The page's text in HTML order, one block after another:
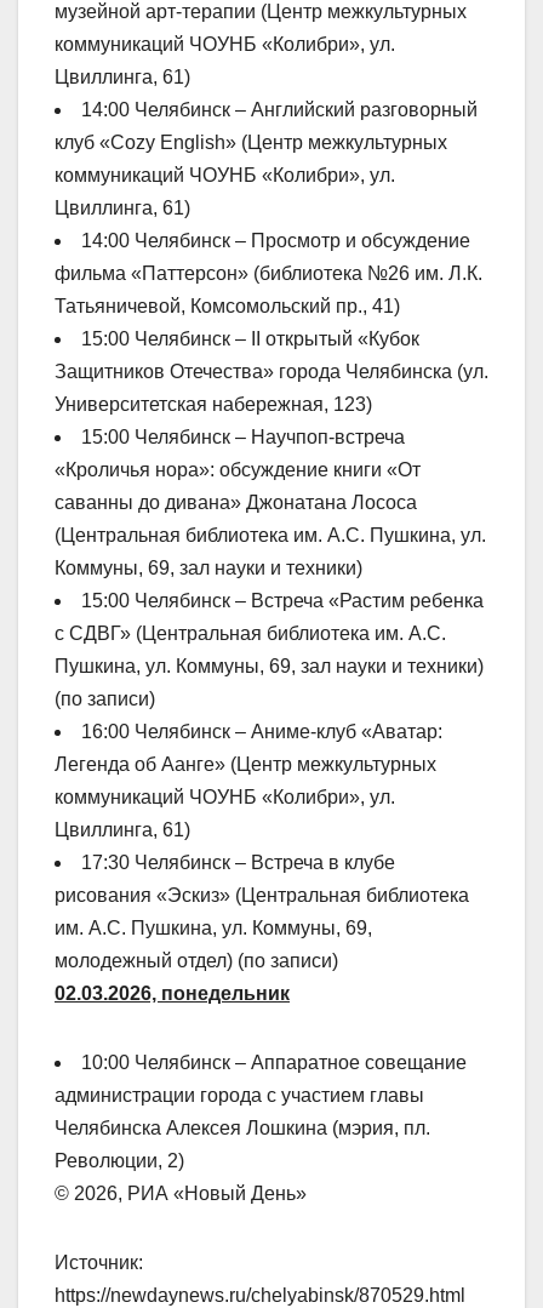
музейной арт-терапии (Центр межкультурных
коммуникаций ЧОУНБ «Колибри», ул.
Цвиллинга, 61)
14:00 Челябинск – Английский разговорный
клуб «Cozy English» (Центр межкультурных
коммуникаций ЧОУНБ «Колибри», ул.
Цвиллинга, 61)
14:00 Челябинск – Просмотр и обсуждение
фильма «Паттерсон» (библиотека №26 им. Л.К.
Татьяничевой, Комсомольский пр., 41)
15:00 Челябинск – II открытый «Кубок
Защитников Отечества» города Челябинска (ул.
Университетская набережная, 123)
15:00 Челябинск – Научпоп-встреча
«Кроличья нора»: обсуждение книги «От
саванны до дивана» Джонатана Лососа
(Центральная библиотека им. А.С. Пушкина, ул.
Коммуны, 69, зал науки и техники)
15:00 Челябинск – Встреча «Растим ребенка
с СДВГ» (Центральная библиотека им. А.С.
Пушкина, ул. Коммуны, 69, зал науки и техники)
(по записи)
16:00 Челябинск – Аниме-клуб «Аватар:
Легенда об Аанге» (Центр межкультурных
коммуникаций ЧОУНБ «Колибри», ул.
Цвиллинга, 61)
17:30 Челябинск – Встреча в клубе
рисования «Эскиз» (Центральная библиотека
им. А.С. Пушкина, ул. Коммуны, 69,
молодежный отдел) (по записи)
02.03.2026, понедельник
10:00 Челябинск – Аппаратное совещание
администрации города с участием главы
Челябинска Алексея Лошкина (мэрия, пл.
Революции, 2)
© 2026, РИА «Новый День»
Источник:
https://newdaynews.ru/chelyabinsk/870529.html